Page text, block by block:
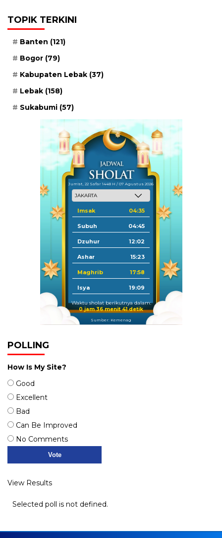
TOPIK TERKINI
Banten (121)
Bogor (79)
Kabupaten Lebak (37)
Lebak (158)
Sukabumi (57)
Jum'at, 22 Safar 1448 H / 07 Agustus 2026
Imsak 04:35
Subuh 04:45
Dzuhur 12:02
Ashar 15:23
Maghrib 17:58
Isya 19:09
Waktu sholat berikutnya dalam:
0 jam 36 menit 40 detik
Sumber: Kemenag
POLLING
How Is My Site?
Good
Excellent
Bad
Can Be Improved
No Comments
View Results
Selected poll is not defined.